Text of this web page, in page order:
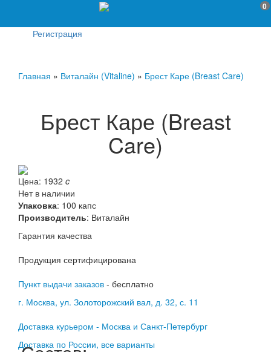
0
Регистрация
Главная » Виталайн (Vitaline) » Брест Каре (Breast Care)
Брест Каре (Breast
Care)
Цена: 1932 c
Нет в наличии
Упаковка: 100 капс
Производитель: Виталайн
Гарантия качества
Продукция сертифицирована
Пункт выдачи заказов - бесплатно
г. Москва, ул. Золоторожский вал, д. 32, с. 11
Доставка курьером - Москва и Санкт-Петербург
Доставка по России, все варианты